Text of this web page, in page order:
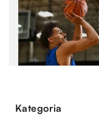
Kategoria